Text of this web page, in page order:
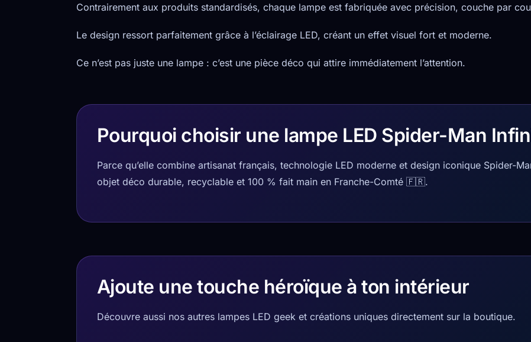
Contrairement aux produits standardisés, chaque lampe est fabriquée avec précision, couche par
Le design ressort parfaitement grâce à l’éclairage LED, créant un effet visuel fort et moderne.
Ce n’est pas juste une lampe : c’est une pièce déco qui attire immédiatement l’attention.
Pourquoi choisir une lampe LED Spider-Man
Parce qu’elle combine artisanat français, technologie LED moderne et design iconique Spider-
objet déco durable, recyclable et 100 % fait main en Franche-Comté 🇫🇷.
Ajoute une touche héroïque à ton intérieur
Découvre aussi nos autres lampes LED geek et créations uniques directement sur la boutique.